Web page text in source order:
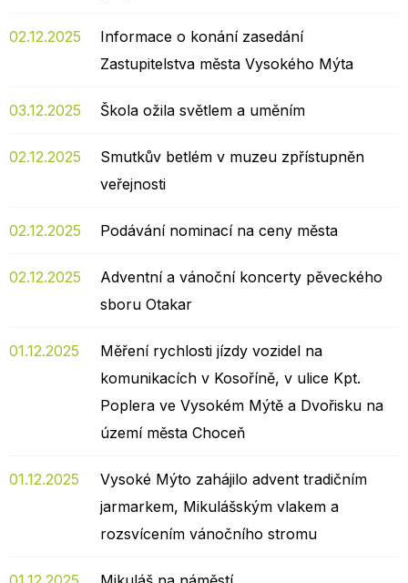
02.12.2025
Informace o konání zasedání
Zastupitelstva města Vysokého Mýta
03.12.2025 Škola ožila světlem a uměním
02.12.2025
Smutkův betlém v muzeu zpřístupněn
veřejnosti
02.12.2025 Podávání nominací na ceny města
02.12.2025
Adventní a vánoční koncerty pěveckého
sboru Otakar
01.12.2025
Měření rychlosti jízdy vozidel na
komunikacích v Kosoříně, v ulice Kpt.
Poplera ve Vysokém Mýtě a Dvořisku na
území města Choceň
01.12.2025
Vysoké Mýto zahájilo advent tradičním
jarmarkem, Mikulášským vlakem a
rozsvícením vánočního stromu